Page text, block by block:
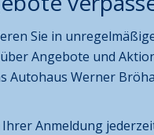
Sie in
Angebote und
Autohaus Werner
Anmeldung